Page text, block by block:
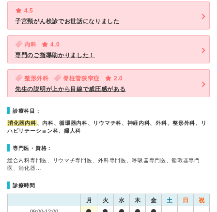
4.5
子宮頸がん検診でお世話になりました
内科
4.0
専門のご指導助かりました！
整形外科 脊柱管狭窄症
2.0
先生の説明が上から目線で威圧感がある
診療科目：
消化器内科 、内科、循環器内科、リウマチ科、神経内科、外科、整形外科、リ
ハビリテーション科、婦人科
専門医・資格：
総合内科専門医、リウマチ専門医、外科専門医、呼吸器専門医、循環器専門
医、消化器…
診療時間
月 火 水 木 金 土 日 祝